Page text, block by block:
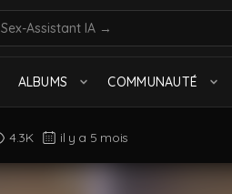
ALBUMS COMMUNAUTÉ
4.3K il y a 5 mois